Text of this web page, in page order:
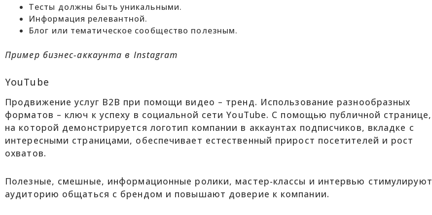
Тесты должны быть уникальными.
Информация релевантной.
Блог или тематическое сообщество полезным.
Пример бизнес-аккаунта в Instagram
YouTube
Продвижение услуг B2B при помощи видео – тренд. Использование разнообразных
форматов – ключ к успеху в социальной сети YouTube. С помощью публичной странице,
на которой демонстрируется логотип компании в аккаунтах подписчиков, вкладке с
интересными страницами, обеспечивает естественный прирост посетителей и рост
охватов.
Полезные, смешные, информационные ролики, мастер-классы и интервью стимулируют
аудиторию общаться с брендом и повышают доверие к компании.